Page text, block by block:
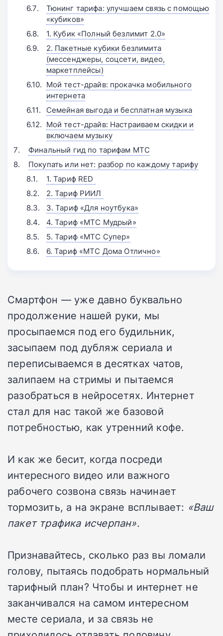
Тюнинг тарифа: улучшаем связь с помощью
«кубиков»
1. Кубик «Полный безлимит 2.0»
2. Пакетные кубики безлимита
(мессенджеры, соцсети, видео,
маркетплейсы)
Мой тест-драйв: прокачка мобильного
интернета
Семейная выгода и бесплатная музыка
Мой тест-драйв: Настраиваем скидки и
включаем музыку
Финальный гид по тарифам МТС
Покупать или нет: разбор по каждому тарифу
1. Тариф RED
2. Тариф РИИЛ
3. Тариф «Для ноутбука»
4. Тариф «МТС Мудрый»
5. Тариф «МТС Супер»
6. Тариф «МТС Дома Отлично»
Смартфон — уже давно буквально
продолжение нашей руки, мы
просыпаемся под его будильник,
засыпаем под дубляж сериала и
переписываемся в десятках чатов,
залипаем на стримы и пытаемся
разобраться в нейросетях. Интернет
стал для нас такой же базовой
потребностью, как утренний кофе.
И как же бесит, когда посреди
интересного видео или важного
рабочего созвона связь начинает
тормозить, а на экране всплывает: «Ваш
пакет трафика исчерпан».
Признавайтесь, сколько раз вы ломали
голову, пытаясь подобрать нормальный
тарифный план? Чтобы и интернет не
заканчивался на самом интересном
месте сериала, и за связь не